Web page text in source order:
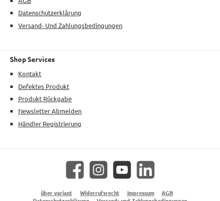
Datenschutzerklärung
Versand- Und Zahlungsbedingungen
Shop Services
Kontakt
Defektes Produkt
Produkt Rückgabe
Newsletter Abmelden
Händler Registrierung
Facebook Instagram YouTube LinkedIn
über variant Widerrufsrecht Impressum
AGB